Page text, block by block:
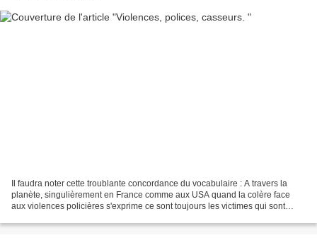
Il faudra noter cette troublante concordance du vocabulaire : A travers la
planète, singulièrement en France comme aux USA quand la colère face
aux violences policières s'exprime ce sont toujours les victimes qui sont